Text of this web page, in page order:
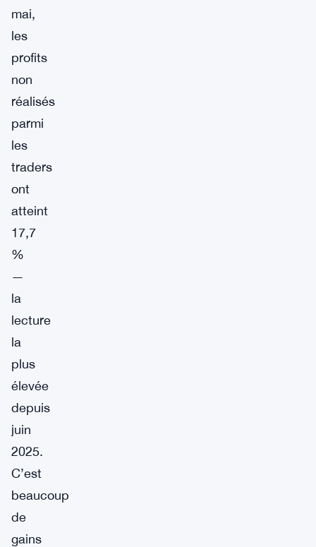
mai,
les
profits
non
réalisés
parmi
les
traders
ont
atteint
17,7
%
—
la
lecture
la
plus
élevée
depuis
juin
2025.
C’est
beaucoup
de
gains